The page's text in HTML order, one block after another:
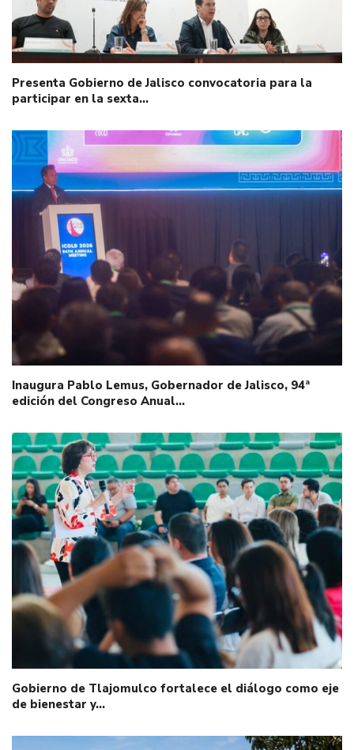
Presenta Gobierno de Jalisco convocatoria para la
participar en la sexta…
Inaugura Pablo Lemus, Gobernador de Jalisco, 94ª
edición del Congreso Anual…
Gobierno de Tlajomulco fortalece el diálogo como eje
de bienestar y…